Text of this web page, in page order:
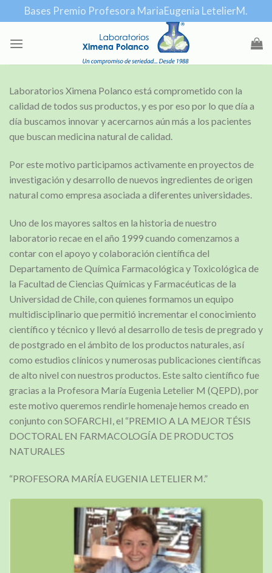
to
content
Bases Premio Profesora MariaEugenia LetelierM.
Laboratorios Ximena Polanco está comprometido con la
calidad de todos sus productos, y es por eso por lo que día a
día buscamos innovar y acercarnos aún más a los pacientes
que buscan medicina natural de calidad.
Por este motivo participamos activamente en proyectos de
investigación y desarrollo de nuevos ingredientes de origen
natural como empresa asociada a diferentes universidades.
Uno de los mayores saltos en la historia de nuestro
laboratorio recae en el año 1999 cuando comenzamos a
contar con el apoyo y colaboración científica del
Departamento de Química Farmacológica y Toxicológica de
la Facultad de Ciencias Químicas y Farmacéuticas de la
Universidad de Chile, con quienes formamos un equipo
multidisciplinario que permitió incrementar el conocimiento
científico y técnico y llevó al desarrollo de tesis de pregrado y
de postgrado en el ámbito de los productos naturales, así
como estudios clínicos y numerosas publicaciones científicas
de alto nivel con nuestros productos. Este salto científico fue
gracias a la Profesora María Eugenia Letelier M (QEPD), por
este motivo queremos rendirle homenaje hemos creado en
conjunto con SOFARCHI, el “PREMIO A LA MEJOR TÉSIS
DOCTORAL EN FARMACOLOGÍA DE PRODUCTOS
NATURALES
“PROFESORA MARÍA EUGENIA LETELIER M.”